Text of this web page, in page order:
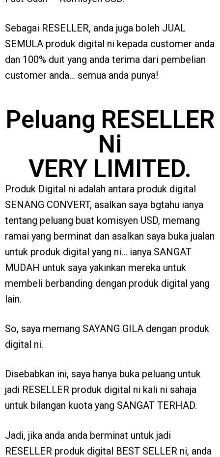
Sebagai RESELLER, anda juga boleh JUAL
SEMULA produk digital ni kepada customer anda
dan 100% duit yang anda terima dari pembelian
customer anda… semua anda punya!
Peluang RESELLER
Ni
VERY LIMITED.
Produk Digital ni adalah antara produk digital
SENANG CONVERT, asalkan saya bgtahu ianya
tentang peluang buat komisyen USD, memang
ramai yang berminat dan asalkan saya buka jualan
untuk produk digital yang ni… ianya SANGAT
MUDAH untuk saya yakinkan mereka untuk
membeli berbanding dengan produk digital yang
lain.
So, saya memang SAYANG GILA dengan produk
digital ni.
Disebabkan ini, saya hanya buka peluang untuk
jadi RESELLER produk digital ni kali ni sahaja
untuk bilangan kuota yang SANGAT TERHAD.
Jadi, jika anda anda berminat untuk jadi
RESELLER produk digital BEST SELLER ni, anda